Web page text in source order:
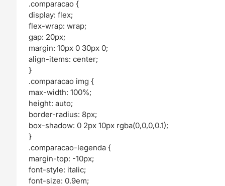
.comparacao {
display: flex;
flex-wrap: wrap;
gap: 20px;
margin: 10px 0 30px 0;
align-items: center;
}
.comparacao img {
max-width: 100%;
height: auto;
border-radius: 8px;
box-shadow: 0 2px 10px rgba(0,0,0,0.1);
}
.comparacao-legenda {
margin-top: -10px;
font-style: italic;
font-size: 0.9em;